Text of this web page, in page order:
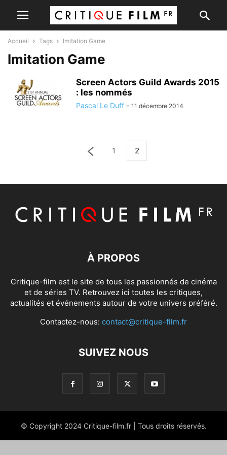
Accueil Tags Imitation Game
Imitation Game
Screen Actors Guild Awards 2015
: les nommés
Pascal Le Duff - 11 décembre 2014
1 2
À PROPOS
Critique-film est le site de tous les passionnés de cinéma
et de séries TV. Retrouvez ici toutes les critiques,
actualités et événements autour de votre univers préféré.
Contactez-nous: contact@critique-film.fr
SUIVEZ NOUS
© Copyright 2024 Critique-film.fr | Tous droits réservés.